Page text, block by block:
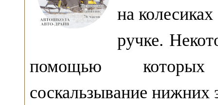
на
ручке.
помощью которых
соскальзывание нижних